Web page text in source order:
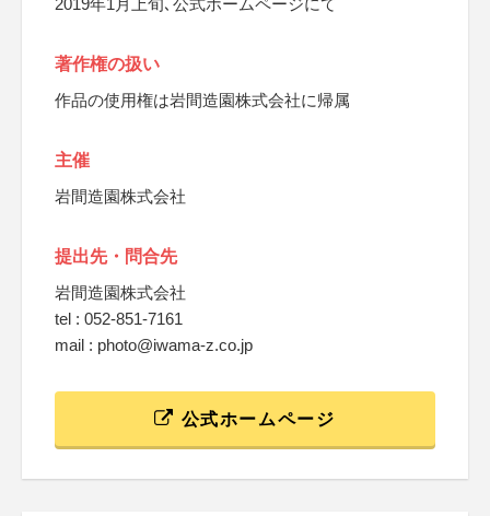
2019年1月上旬､公式ホームページにて
著作権の扱い
作品の使用権は岩間造園株式会社に帰属
主催
岩間造園株式会社
提出先・問合先
岩間造園株式会社
tel : 052-851-7161
mail : photo@iwama-z.co.jp
公式ホームページ